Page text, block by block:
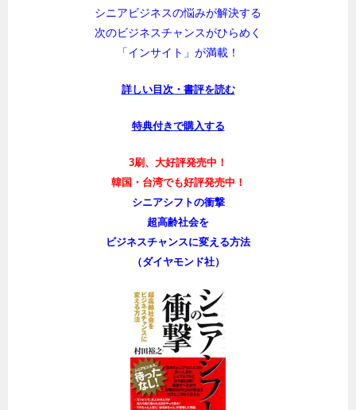
シニアビジネスの悩みが解決する
「インサイト」が満載！
詳しい目次・書評を読む
特典付きで購入する
3刷、大好評発売中！
韓国・台湾でも好評発売中！
シニアシフトの衝撃
超高齢社会を
ビジネスチャンスに変える方法
（ダイヤモンド社）